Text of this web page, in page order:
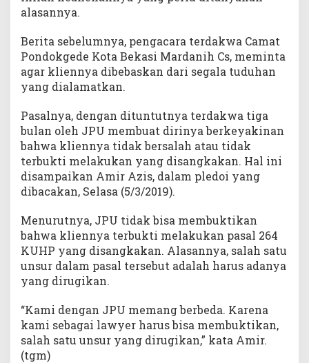
alasannya.
Berita sebelumnya, pengacara terdakwa Camat
Pondokgede Kota Bekasi Mardanih Cs, meminta
agar kliennya dibebaskan dari segala tuduhan
yang dialamatkan.
Pasalnya, dengan dituntutnya terdakwa tiga
bulan oleh JPU membuat dirinya berkeyakinan
bahwa kliennya tidak bersalah atau tidak
terbukti melakukan yang disangkakan. Hal ini
disampaikan Amir Azis, dalam pledoi yang
dibacakan, Selasa (5/3/2019).
Menurutnya, JPU tidak bisa membuktikan
bahwa kliennya terbukti melakukan pasal 264
KUHP yang disangkakan. Alasannya, salah satu
unsur dalam pasal tersebut adalah harus adanya
yang dirugikan.
“Kami dengan JPU memang berbeda. Karena
kami sebagai lawyer harus bisa membuktikan,
salah satu unsur yang dirugikan,” kata Amir.
(tgm)